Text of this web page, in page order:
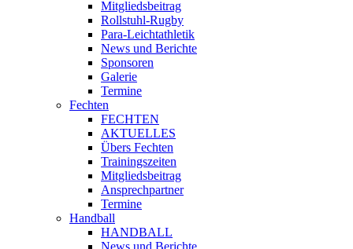
Mitgliedsbeitrag
Rollstuhl-Rugby
Para-Leichtathletik
News und Berichte
Sponsoren
Galerie
Termine
Fechten
FECHTEN
AKTUELLES
Übers Fechten
Trainingszeiten
Mitgliedsbeitrag
Ansprechpartner
Termine
Handball
HANDBALL
News und Berichte